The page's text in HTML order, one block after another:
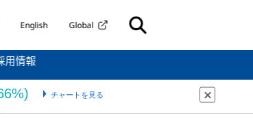
English Global
用情報